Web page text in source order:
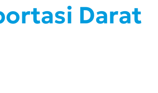
Darat